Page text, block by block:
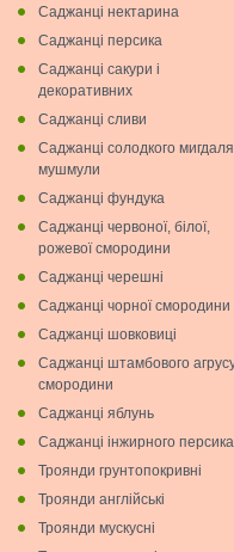
Саджанці нектарина
Саджанці персика
Саджанці сакури і
декоративних
Саджанці сливи
Саджанці солодкого
мушмули
Саджанці фундука
Саджанці червоної, білої,
рожевої смородини
Саджанці черешні
Саджанці чорної смородини
Саджанці шовковиці
Саджанці штамбового агрусу
смородини
Саджанці яблунь
Саджанці інжирного персика
Троянди грунтопокривні
Троянди англійські
Троянди мускуснi